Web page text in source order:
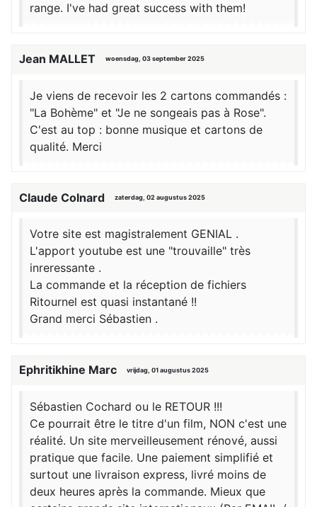
range. I've had great success with them!
Jean MALLET woensdag, 03 september 2025
Je viens de recevoir les 2 cartons commandés :
"La Bohème" et "Je ne songeais pas à Rose".
C'est au top : bonne musique et cartons de
qualité. Merci
Claude Colnard zaterdag, 02 augustus 2025
Votre site est magistralement GENIAL .
L'apport youtube est une "trouvaille" très
inreressante .
La commande et la réception de fichiers
Ritournel est quasi instantané !!
Grand merci Sébastien .
Ephritikhine Marc vrijdag, 01 augustus 2025
Sébastien Cochard ou le RETOUR !!!
Ce pourrait être le titre d'un film, NON c'est une
réalité. Un site merveilleusement rénové, aussi
pratique que facile. Une paiement simplifié et
surtout une livraison express, livré moins de
deux heures après la commande. Mieux que